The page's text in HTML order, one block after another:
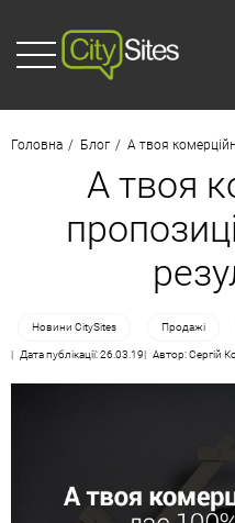
Головна Блог А твоя
А твоя
Новини CitySites Продажі
Дата публікації: 26.03.19
Автор: Сергій